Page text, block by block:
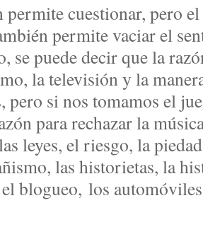
permite cuestionar, pero
permite vaciar el
se puede decir que la
la televisión y la
pero si nos tomamos el
para rechazar la
leyes, el riesgo, la
las historietas, la
blogueo, los